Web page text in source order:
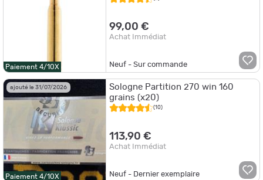
Paiement 4/10X
99,00 €
Achat Immédiat
Neuf - Sur commande
ajouté le 31/07/2026
Paiement 4/10X
Sologne Partition 270 win 160
grains (x20)
(10)
113,90 €
Achat Immédiat
Neuf - Dernier exemplaire